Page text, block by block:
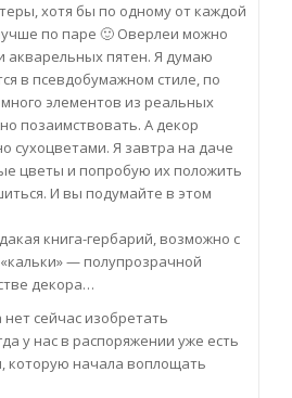
хотя бы по одному от каждой
по паре 🙂 Оверлеи можно
акварельных пятен. Я думаю
в псевдобумажном стиле, по
элементов из реальных
позаимствовать. А декор
сухоцветами. Я завтра на даче
цветы и попробую их положить
И вы подумайте в этом
книга-гербарий, возможно с
— полупрозрачной
декора…
сейчас изобретать
у нас в распоряжении уже есть
которую начала воплощать